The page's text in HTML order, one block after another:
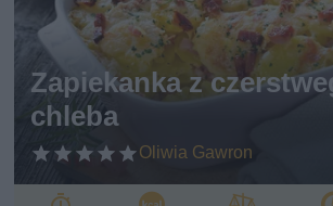
Zapiekanka z
chleba
Oliwia Gawron